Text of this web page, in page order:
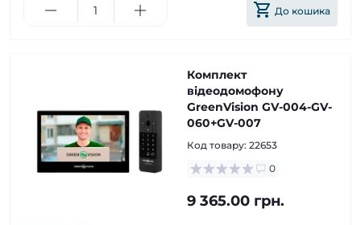
До кошика
Комплект
відеодомофону
GreenVision GV-004-GV-
060+GV-007
Код товару: 22653
0
9 365.00 грн.